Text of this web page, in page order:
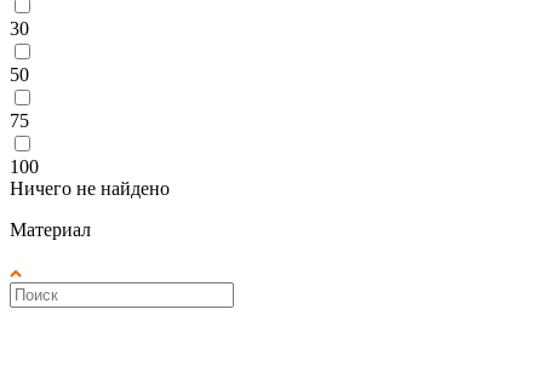
30
50
75
100
Ничего не найдено
Материал